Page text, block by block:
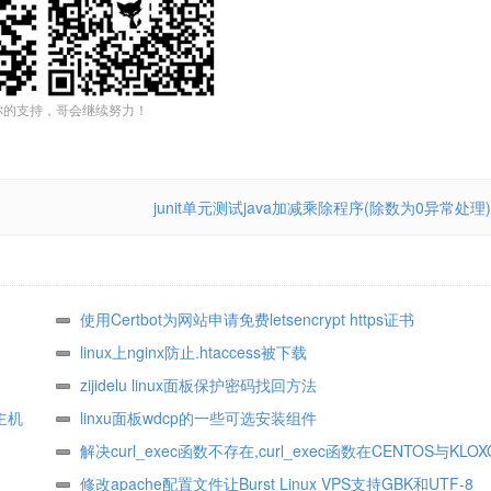
支持，哥会继续努力！
junit单元测试java加减乘除程序(除数为0异常处理)
使用Certbot为网站申请免费letsencrypt https证书
linux上nginx防止.htaccess被下载
zijidelu linux面板保护密码找回方法
机
linxu面板wdcp的一些可选安装组件
解决curl_exec函数不存在,curl_exec函数在CENTOS与
启 修改apache配置文件让Burst Linux VPS支持GBK和UTF-8